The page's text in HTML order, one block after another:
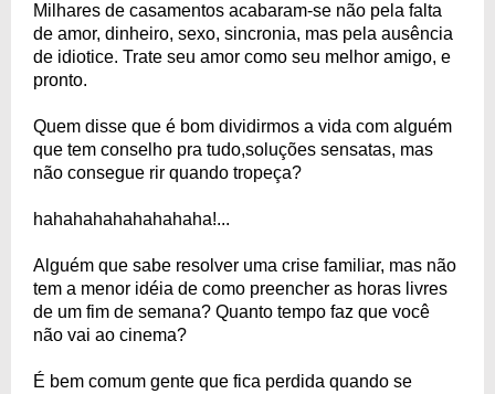
Milhares de casamentos acabaram-se não pela falta
de amor, dinheiro, sexo, sincronia, mas pela ausência
de idiotice. Trate seu amor como seu melhor amigo, e
pronto.
Quem disse que é bom dividirmos a vida com alguém
que tem conselho pra tudo,soluções sensatas, mas
não consegue rir quando tropeça?
hahahahahahahahaha!...
Alguém que sabe resolver uma crise familiar, mas não
tem a menor idéia de como preencher as horas livres
de um fim de semana? Quanto tempo faz que você
não vai ao cinema?
É bem comum gente que fica perdida quando se